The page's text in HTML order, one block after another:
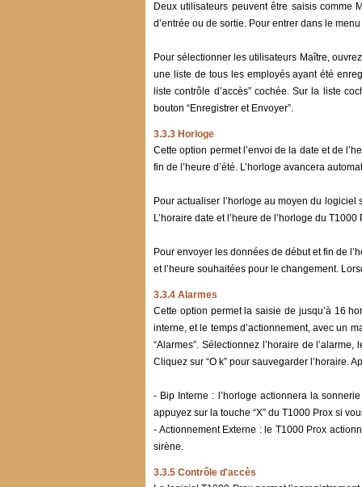
Deux utilisateurs peuvent être saisis comme
d’entrée ou de sortie. Pour entrer dans le
Pour sélectionner les utilisateurs Maître,
une liste de tous les employés ayant été
liste contrôle d’accès” cochée. Sur la liste
bouton “Enregistrer et Envoyer”.
3.3.3 Horloge
Cette option permet l’envoi de la date et de
fin de l’heure d’été. L’horloge avancera
Pour actualiser l’horloge au moyen du logiciel
L’horaire date et l’heure de l’horloge du
Pour envoyer les données de début et fin de
et l’heure souhaitées pour le changement.
3.3.4 Alarmes
Cette option permet la saisie de jusqu’à 16
interne, et le temps d’actionnement, avec un
“Alarmes”. Sélectionnez l’horaire de
Cliquez sur “O k” pour sauvegarder l’horaire.
- Bip Interne : l’horloge actionnera la
appuyez sur la touche “X” du T1000 Prox si
- Actionnement Externe : le T1000 Prox
sirène.
3.3.5 Contrôle d'accès